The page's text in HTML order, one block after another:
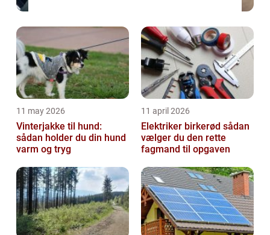
11 may 2026
Vinterjakke til hund:
sådan holder du din hund
varm og tryg
11 april 2026
Elektriker birkerød sådan
vælger du den rette
fagmand til opgaven